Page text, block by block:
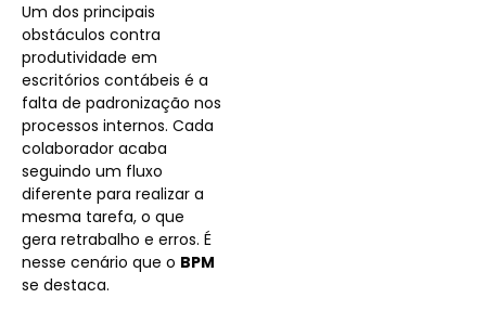
Um dos principais
obstáculos contra
produtividade em
escritórios contábeis é a
falta de padronização nos
processos internos. Cada
colaborador acaba
seguindo um fluxo
diferente para realizar a
mesma tarefa, o que
gera retrabalho e erros. É
nesse cenário que o BPM
se destaca.